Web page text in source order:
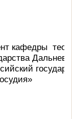
кафедры